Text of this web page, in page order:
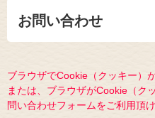
お問い合わせ
ブラウザでCookie（クッキー）
または、ブラウザがCookie（ク
問い合わせフォームをご利用頂け